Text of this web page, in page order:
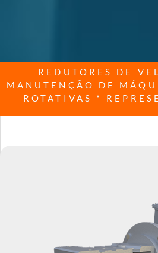
REDUTORES DE
MANUTENÇÃO DE
ROTATIVAS *